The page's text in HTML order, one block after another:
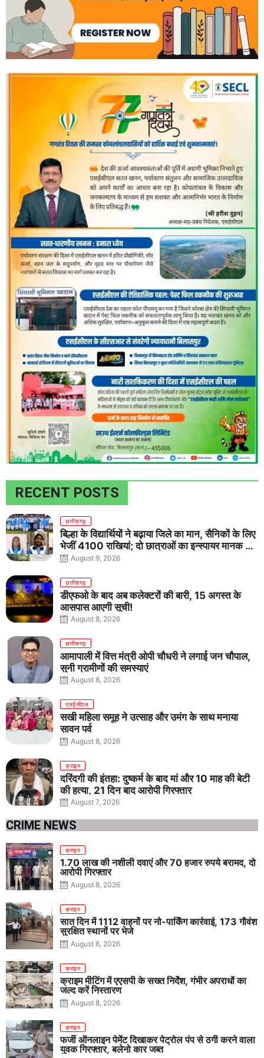
RECENT POSTS
छत्तीसगढ़
बिल्हा के विद्यार्थियों ने बढ़ाया जिले का मान, सैनिकों के लिए
भेजीं 4100 राखियां; दो छात्राओं का इन्स्पायर मानक में
राष्ट्रीय चयन
August 9, 2026
छत्तीसगढ़
डीएफओ के बाद अब कलेक्टरों की बारी, 15 अगस्त के
आसपास आएगी सूची!
August 8, 2026
छत्तीसगढ़
आमापाली में वित्त मंत्री ओपी चौधरी ने लगाई जन चौपाल,
सुनी ग्रामीणों की समस्याएं
August 8, 2026
एसईसीएल
सखी महिला समूह ने उत्साह और उमंग के साथ मनाया
सावन पर्व
August 8, 2026
क्राइम
दरिंदगी की इंतहा: दुष्कर्म के बाद मां और 10 माह की बेटी
की हत्या, 21 दिन बाद आरोपी गिरफ्तार
August 7, 2026
CRIME NEWS
क्राइम
1.70 लाख की नशीली दवाएं और 70 हजार रुपये बरामद, दो
आरोपी गिरफ्तार
August 8, 2026
क्राइम
सात दिन में 1112 वाहनों पर नो-पार्किंग कार्रवाई, 173 गौवंश
सुरक्षित स्थानों पर भेजे
August 8, 2026
क्राइम
क्राइम मीटिंग में एएसपी के सख्त निर्देश, गंभीर अपराधों का
जल्द करें निस्तारण
August 8, 2026
क्राइम
फर्जी ऑनलाइन पेमेंट दिखाकर पेट्रोल पंप से ठगी करने वाला
युवक गिरफ्तार, बलेनो कार जब्त